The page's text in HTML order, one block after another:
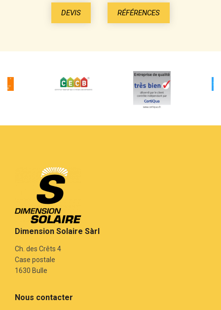
DEVIS RÉFÉRENCES
Dimension Solaire Sàrl
Ch. des Crêts 4
Case postale
1630 Bulle
Nous contacter